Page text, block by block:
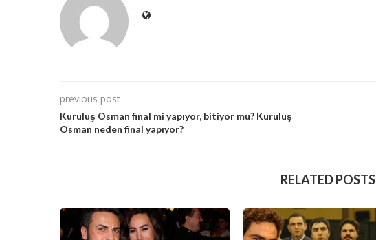
previous post
Kuruluş Osman final mi yapıyor, bitiyor mu? Kuruluş
Osman neden final yapıyor?
RELATED POSTS